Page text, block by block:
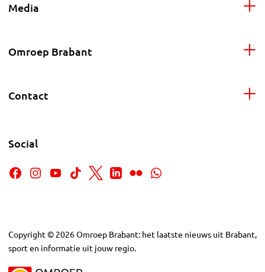
Media
Omroep Brabant
Contact
Social
Copyright © 2026Omroep Brabant: het laatste nieuws uit Brabant,
sport en informatie uit jouw regio.